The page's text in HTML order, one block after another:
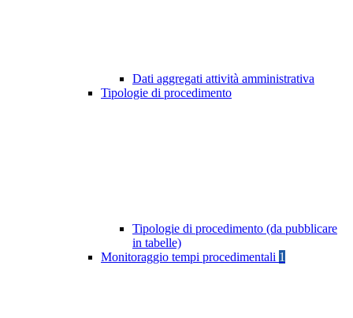
Dati aggregati attività amministrativa
Tipologie di procedimento
Tipologie di procedimento (da pubblicare
in tabelle)
Monitoraggio tempi procedimentali 1